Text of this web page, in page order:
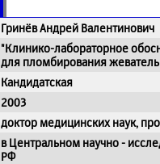
Гринёв Андрей Валентинович
"Клинико-лабораторное
для пломбирования
Кандидатская
2003
доктор медицинских наук,
в Центральном научно -
РФ